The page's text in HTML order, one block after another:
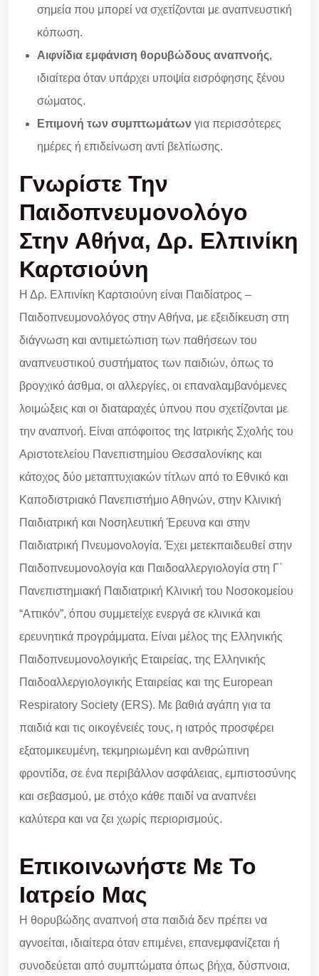
σημεία που μπορεί να σχετίζονται με αναπνευστική
κόπωση.
Αιφνίδια εμφάνιση θορυβώδους αναπνοής,
ιδιαίτερα όταν υπάρχει υποψία εισρόφησης ξένου
σώματος.
Επιμονή των συμπτωμάτων για περισσότερες
ημέρες ή επιδείνωση αντί βελτίωσης.
Γνωρίστε Την
Παιδοπνευμονολόγο
Στην Αθήνα, Δρ. Ελπινίκη
Καρτσιούνη
Η Δρ. Ελπινίκη Καρτσιούνη είναι Παιδίατρος –
Παιδοπνευμονολόγος στην Αθήνα, με εξειδίκευση στη
διάγνωση και αντιμετώπιση των παθήσεων του
αναπνευστικού συστήματος των παιδιών, όπως το
βρογχικό άσθμα, οι αλλεργίες, οι επαναλαμβανόμενες
λοιμώξεις και οι διαταραχές ύπνου που σχετίζονται με
την αναπνοή. Είναι απόφοιτος της Ιατρικής Σχολής του
Αριστοτελείου Πανεπιστημίου Θεσσαλονίκης και
κάτοχος δύο μεταπτυχιακών τίτλων από το Εθνικό και
Καποδιστριακό Πανεπιστήμιο Αθηνών, στην Κλινική
Παιδιατρική και Νοσηλευτική Έρευνα και στην
Παιδιατρική Πνευμονολογία. Έχει μετεκπαιδευθεί στην
Παιδοπνευμονολογία και Παιδοαλλεργιολογία στη Γ΄
Πανεπιστημιακή Παιδιατρική Κλινική του Νοσοκομείου
“Αττικόν”, όπου συμμετείχε ενεργά σε κλινικά και
ερευνητικά προγράμματα. Είναι μέλος της Ελληνικής
Παιδοπνευμονολογικής Εταιρείας, της Ελληνικής
Παιδοαλλεργιολογικής Εταιρείας και της European
Respiratory Society (ERS). Με βαθιά αγάπη για τα
παιδιά και τις οικογένειές τους, η ιατρός προσφέρει
εξατομικευμένη, τεκμηριωμένη και ανθρώπινη
φροντίδα, σε ένα περιβάλλον ασφάλειας, εμπιστοσύνης
και σεβασμού, με στόχο κάθε παιδί να αναπνέει
καλύτερα και να ζει χωρίς περιορισμούς.
Επικοινωνήστε Με Το
Ιατρείο Μας
Η θορυβώδης αναπνοή στα παιδιά δεν πρέπει να
αγνοείται, ιδιαίτερα όταν επιμένει, επανεμφανίζεται ή
συνοδεύεται από συμπτώματα όπως βήχα, δύσπνοια,